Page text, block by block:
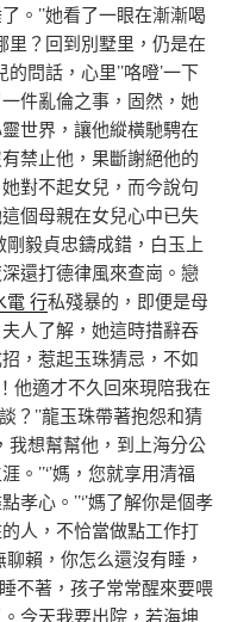
。’’她看了一眼在漸漸喝
里？回到別墅里，仍是在
問話，心里’’咯噔’一下
件亂倫之事，固然，她
世界，讓他縱橫馳騁在
禁止他，果斷謝絕他的
對不起女兒，而今說句
個母親在女兒心中已失
剛毅貞忠鑄成錯，白玉上
還打德律風來查崗。戀
電 行私殘暴的，即便是母
人了解，她這時措辭吞
，惹起玉珠猜忌，不如
他適才不久回來現陪我在
？’’龍玉珠帶著抱怨和猜
我想幫幫他，到上海分公
’’‘’媽，您就享用清福
心。’’‘’媽了解你是個孝
人，不恰當做點工作打
聊賴，你怎么還沒有睡，
睡不著，孩子常常醒來要喂
今天我要出院，若海坤